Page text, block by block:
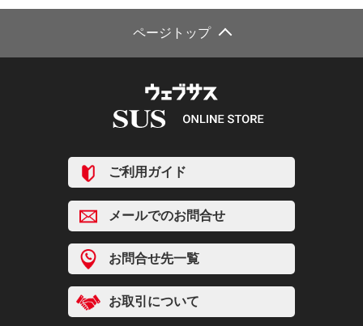
ページトップ
ご利用ガイド
メールでのお問合せ
お問合せ先一覧
お取引について